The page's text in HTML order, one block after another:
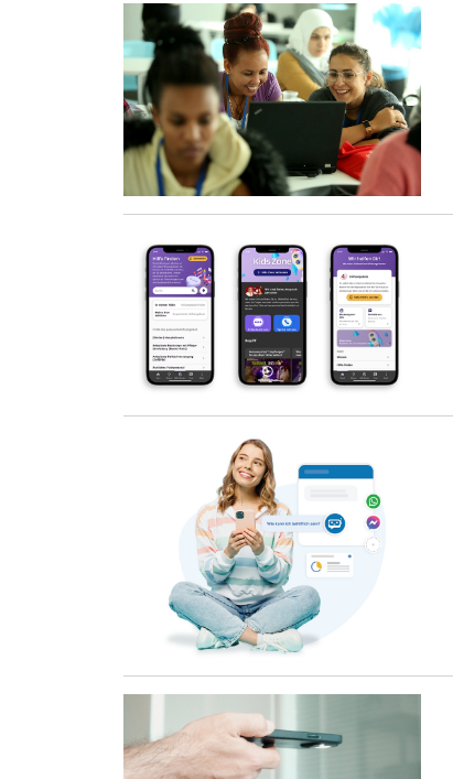
Öffnet Einzelsicht
Öffnet Einzelsicht
Öffnet Einzelsicht